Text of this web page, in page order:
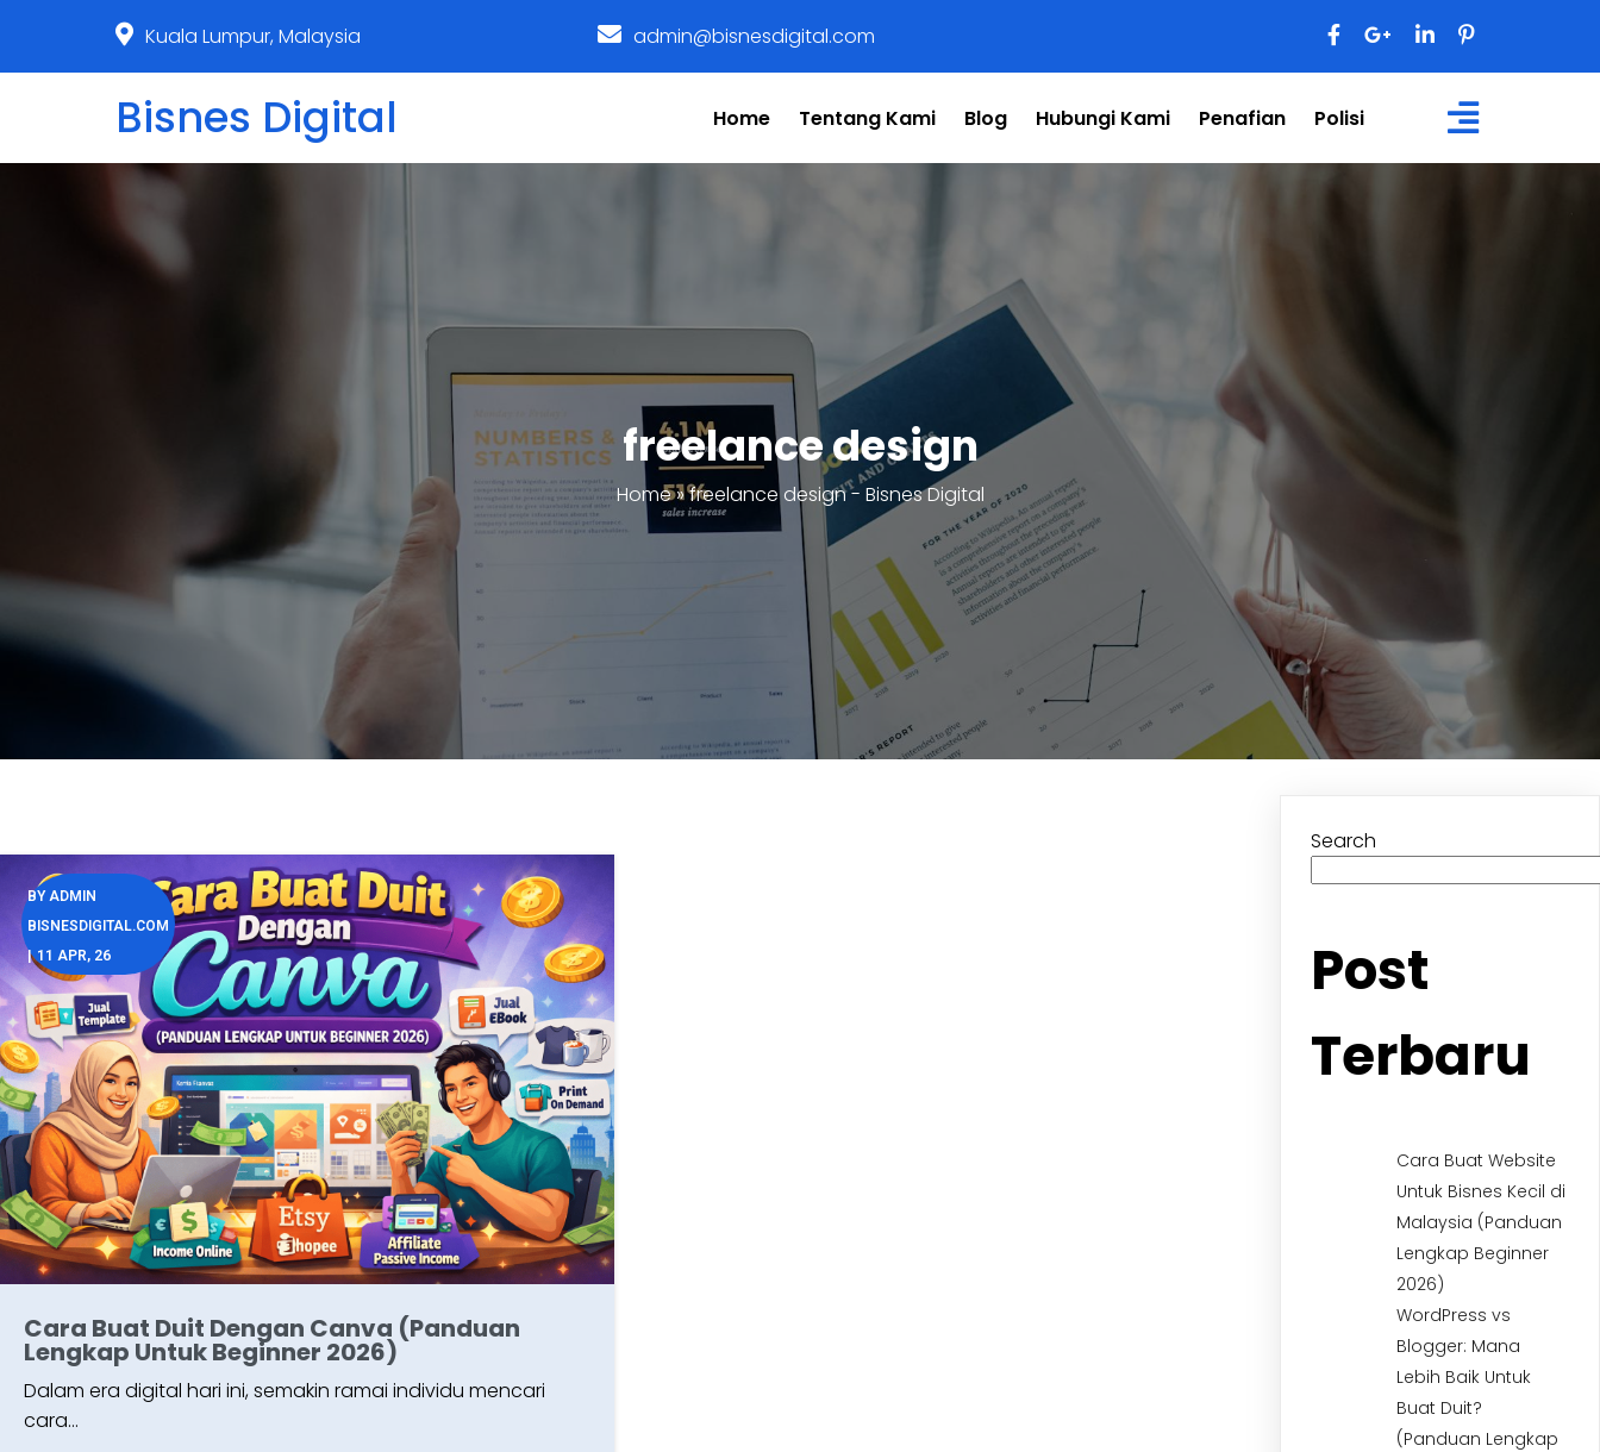
Kuala Lumpur, Malaysia admin@bisnesdigital.com
Bisnes Digital Home Tentang Kami Blog Hubungi Kami Penafian Polisi
freelance design
Home»freelance design - Bisnes Digital
Cara Buat Duit Dengan Canva (Panduan
Lengkap Untuk Beginner 2026)
BYADMIN
BISNESDIGITAL.COM
| 11 APR, 26
Dalam era digital hari ini, semakin ramai individu mencari
cara…
Search
Post
Terbaru
Cara Buat Website
Untuk Bisnes Kecil di
Malaysia (Panduan
Lengkap Beginner
2026)
WordPress vs
Blogger: Mana
Lebih Baik Untuk
Buat Duit?
(Panduan Lengkap